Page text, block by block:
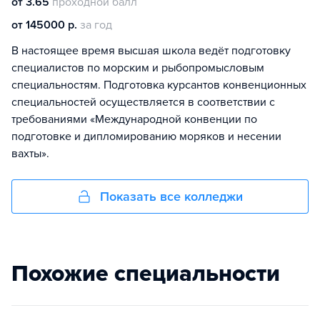
от 145000 р. за год
В настоящее время высшая школа ведёт подготовку
специалистов по морским и рыбопромысловым
специальностям. Подготовка курсантов конвенционных
специальностей осуществляется в соответствии с
требованиями «Международной конвенции по
подготовке и дипломированию моряков и несении
вахты».
Показать все колледжи
Похожие специальности